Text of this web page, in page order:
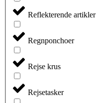
Reflekterende artikler
Regnponchoer
Rejse krus
Rejsetasker